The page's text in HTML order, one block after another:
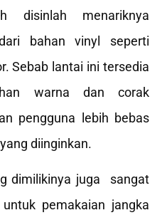
disinlah menariknya
bahan vinyl seperti
Sebab lantai ini tersedia
warna dan corak
pengguna lebih bebas
diinginkan.
dimilikinya juga sangat
pemakaian jangka